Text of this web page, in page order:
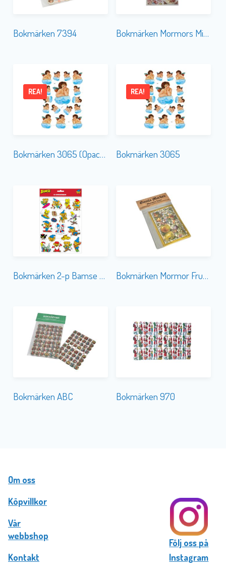
Bokmärken 7394 Bokmärken Mormors Mix 90-tal
Bokmärken 3065 (Opackade utan plast)
REA!
Bokmärken 3065
REA!
Bokmärken 2-p Bamse Jul Bokmärken Mormor Frukter
Bokmärken ABC Bokmärken 970
Om oss
Köpvillkor
Vår
webbshop
Kontakt
Följ oss på
Instagram